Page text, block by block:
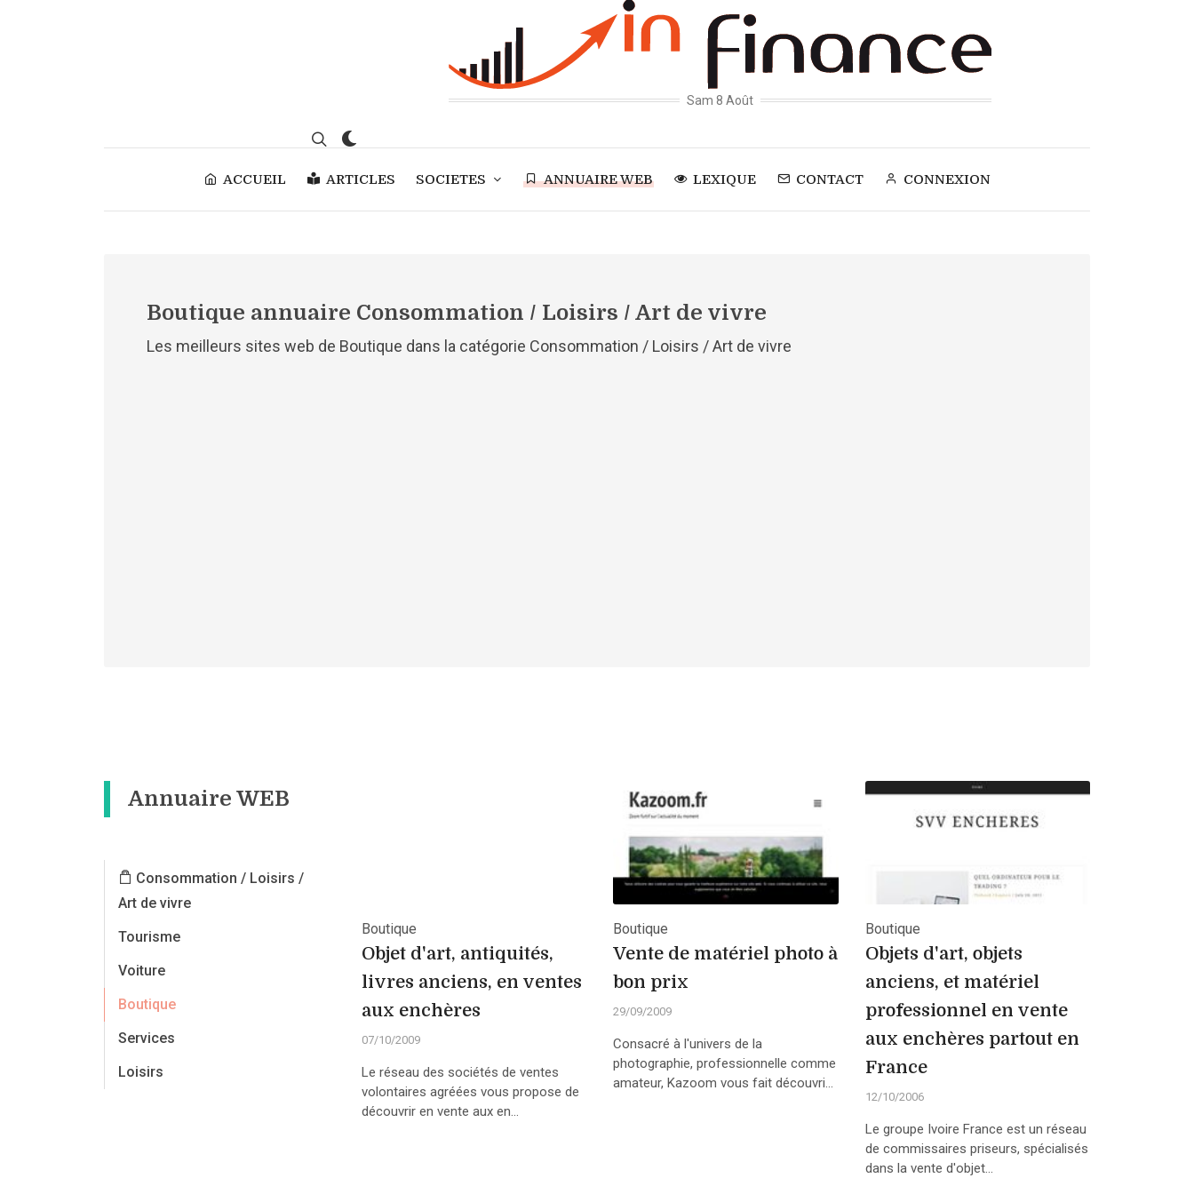
Sam 8 Août
ACCUEIL ARTICLES SOCIETES ANNUAIRE WEB LEXIQUE CONTACT CONNEXION
Boutique annuaire Consommation / Loisirs / Art de vivre
Les meilleurs sites web de Boutique dans la catégorie Consommation / Loisirs / Art de vivre
Annuaire WEB
Consommation / Loisirs /
Art de vivre
Tourisme
Voiture
Boutique
Services
Loisirs
Boutique
Objet d'art, antiquités,
livres anciens, en ventes
aux enchères
07/10/2009
Le réseau des sociétés de ventes
volontaires agréées vous propose de
découvrir en vente aux en...
Boutique
Vente de matériel photo à
bon prix
29/09/2009
Consacré à l'univers de la
photographie, professionnelle comme
amateur, Kazoom vous fait découvri...
Boutique
Objets d'art, objets
anciens, et matériel
professionnel en vente
aux enchères partout en
France
12/10/2006
Le groupe Ivoire France est un réseau
de commissaires priseurs, spécialisés
dans la vente d'objet...